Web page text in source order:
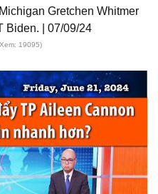
Gretchen Whitmer
Biden. | 07/09/24
19095)